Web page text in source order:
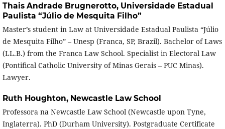
Thais Andrade Brugnerotto, Universidade Estadual
Paulista “Júlio de Mesquita Filho”
Master’s student in Law at Universidade Estadual Paulista “Júlio
de Mesquita Filho” – Unesp (Franca, SP, Brazil). Bachelor of Laws
(LL.B.) from the Franca Law School. Specialist in Electoral Law
(Pontifical Catholic University of Minas Gerais – PUC Minas).
Lawyer.
Ruth Houghton, Newcastle Law School
Professora na Newcastle Law School (Newcastle upon Tyne,
Inglaterra). PhD (Durham University). Postgraduate Certificate